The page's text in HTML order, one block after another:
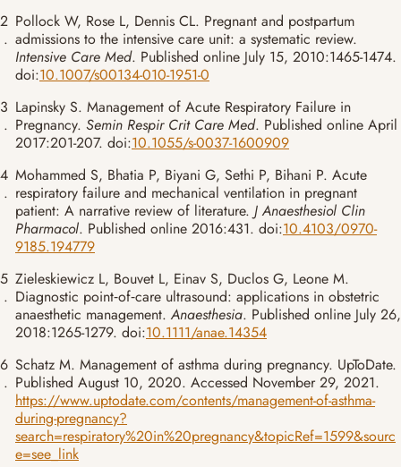
2
.
Pollock W, Rose L, Dennis CL. Pregnant and postpartum
admissions to the intensive care unit: a systematic review.
Intensive Care Med. Published online July 15, 2010:1465-1474.
doi:10.1007/s00134-010-1951-0
3
.
Lapinsky S. Management of Acute Respiratory Failure in
Pregnancy. Semin Respir Crit Care Med. Published online April
2017:201-207. doi:10.1055/s-0037-1600909
4
.
Mohammed S, Bhatia P, Biyani G, Sethi P, Bihani P. Acute
respiratory failure and mechanical ventilation in pregnant
patient: A narrative review of literature. J Anaesthesiol Clin
Pharmacol. Published online 2016:431. doi:10.4103/0970-
9185.194779
5
.
Zieleskiewicz L, Bouvet L, Einav S, Duclos G, Leone M.
Diagnostic point‐of‐care ultrasound: applications in obstetric
anaesthetic management.Anaesthesia. Published online July 26,
2018:1265-1279. doi:10.1111/anae.14354
6
.
Schatz M. Management of asthma during pregnancy. UpToDate.
Published August 10, 2020. Accessed November 29, 2021.
https://www.uptodate.com/contents/management-of-asthma-
during-pregnancy?
search=respiratory%20in%20pregnancy&topicRef=1599&sourc
e=see_link